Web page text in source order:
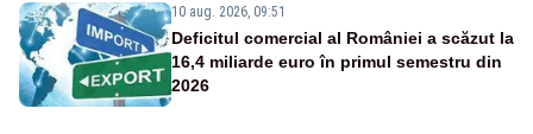
10 aug. 2026, 09:51
Deficitul comercial al României a scăzut la
16,4 miliarde euro în primul semestru din
2026